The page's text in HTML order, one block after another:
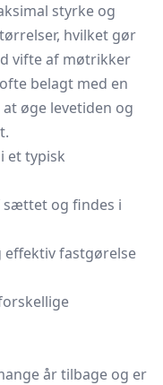
styrke og
hvilket gør
vifte af møtrikker
belagt med en
øge levetiden og
et typisk
sættet og findes i
fastgørelse
år tilbage og er